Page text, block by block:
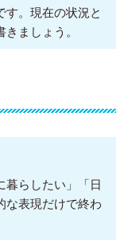
す。現在の状況と
ましょう。
暮らしたい」「日
な表現だけで終わ